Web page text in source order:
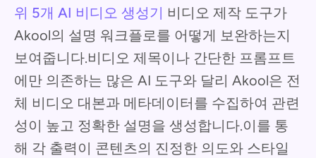
위 5개 AI 비디오 생성기 비디오 제작 도구가
Akool의 설명 워크플로를 어떻게 보완하는지
보여줍니다.비디오 제목이나 간단한 프롬프트
에만 의존하는 많은 AI 도구와 달리 Akool은 전
체 비디오 대본과 메타데이터를 수집하여 관련
성이 높고 정확한 설명을 생성합니다.이를 통
해 각 출력이 콘텐츠의 진정한 의도와 스타일